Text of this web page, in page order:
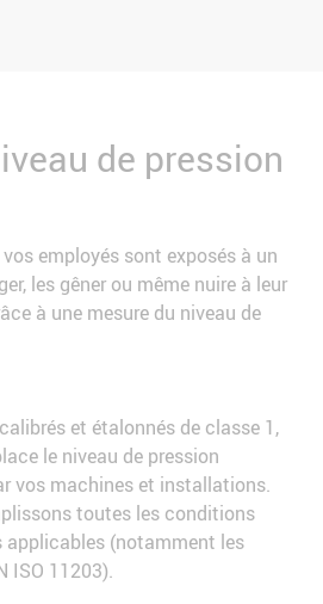
de pression
employés sont exposés à un
les gêner ou même nuire à leur
à une mesure du niveau de
et étalonnés de classe 1,
le niveau de pression
vos machines et installations.
toutes les conditions
applicables (notamment les
ISO 11203).